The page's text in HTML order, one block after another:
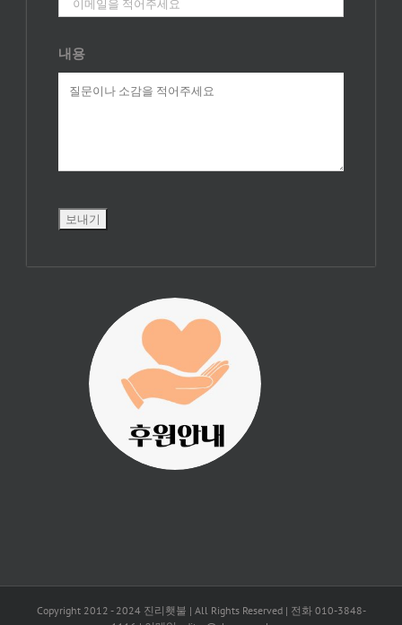
내용
진리횃불 사역은
여러분의 후원으
로 이루어집니다.
Copyright 2012 - 2024 진리횃불 | All Rights Reserved | 전화 010-3848-